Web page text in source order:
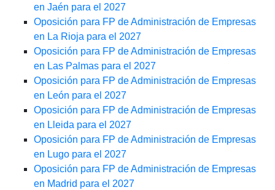
en Jaén para el 2027
Oposición para FP de Administración de Empresas
en La Rioja para el 2027
Oposición para FP de Administración de Empresas
en Las Palmas para el 2027
Oposición para FP de Administración de Empresas
en León para el 2027
Oposición para FP de Administración de Empresas
en Lleida para el 2027
Oposición para FP de Administración de Empresas
en Lugo para el 2027
Oposición para FP de Administración de Empresas
en Madrid para el 2027